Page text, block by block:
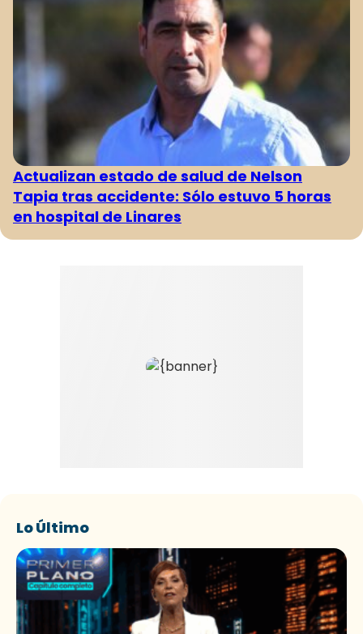
Actualizan estado de salud de Nelson
Tapia tras accidente: Sólo estuvo 5 horas
en hospital de Linares
Lo Último